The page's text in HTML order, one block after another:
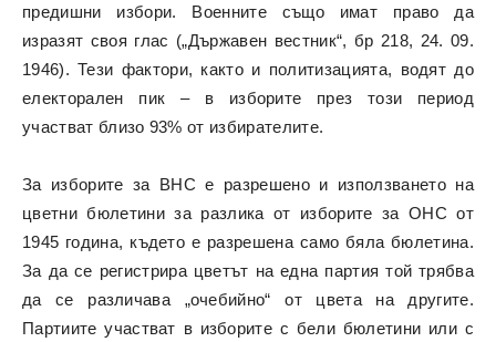
предишни избори. Военните също имат право да
изразят своя глас („Държавен вестник“, бр 218, 24. 09.
1946). Тези фактори, както и политизацията, водят до
електорален пик – в изборите през този период
участват близо 93% от избирателите.
За изборите за ВНС е разрешено и използването на
цветни бюлетини за разлика от изборите за ОНС от
1945 година, където е разрешена само бяла бюлетина.
За да се регистрира цветът на една партия той трябва
да се различава „очебийно“ от цвета на другите.
Партиите участват в изборите с бели бюлетини или с